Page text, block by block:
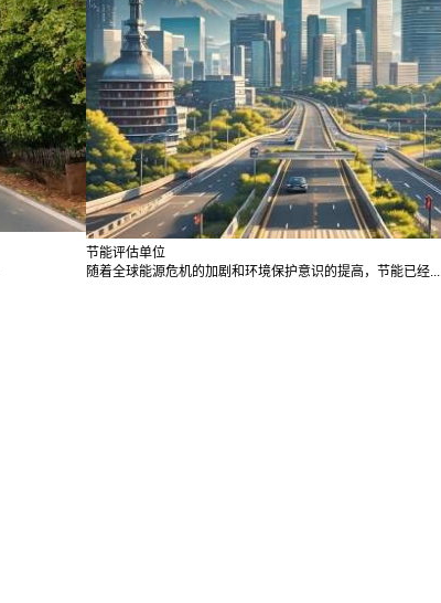
节能评估单位
随着全球能源危机的加剧和环境保护意识的提高，节能已经...